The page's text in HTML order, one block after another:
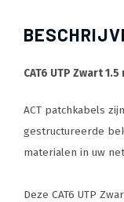
CAT6 UTP Zwart
ACT patchkabels
gestructureerde
materialen in uw
Deze CAT6 UTP